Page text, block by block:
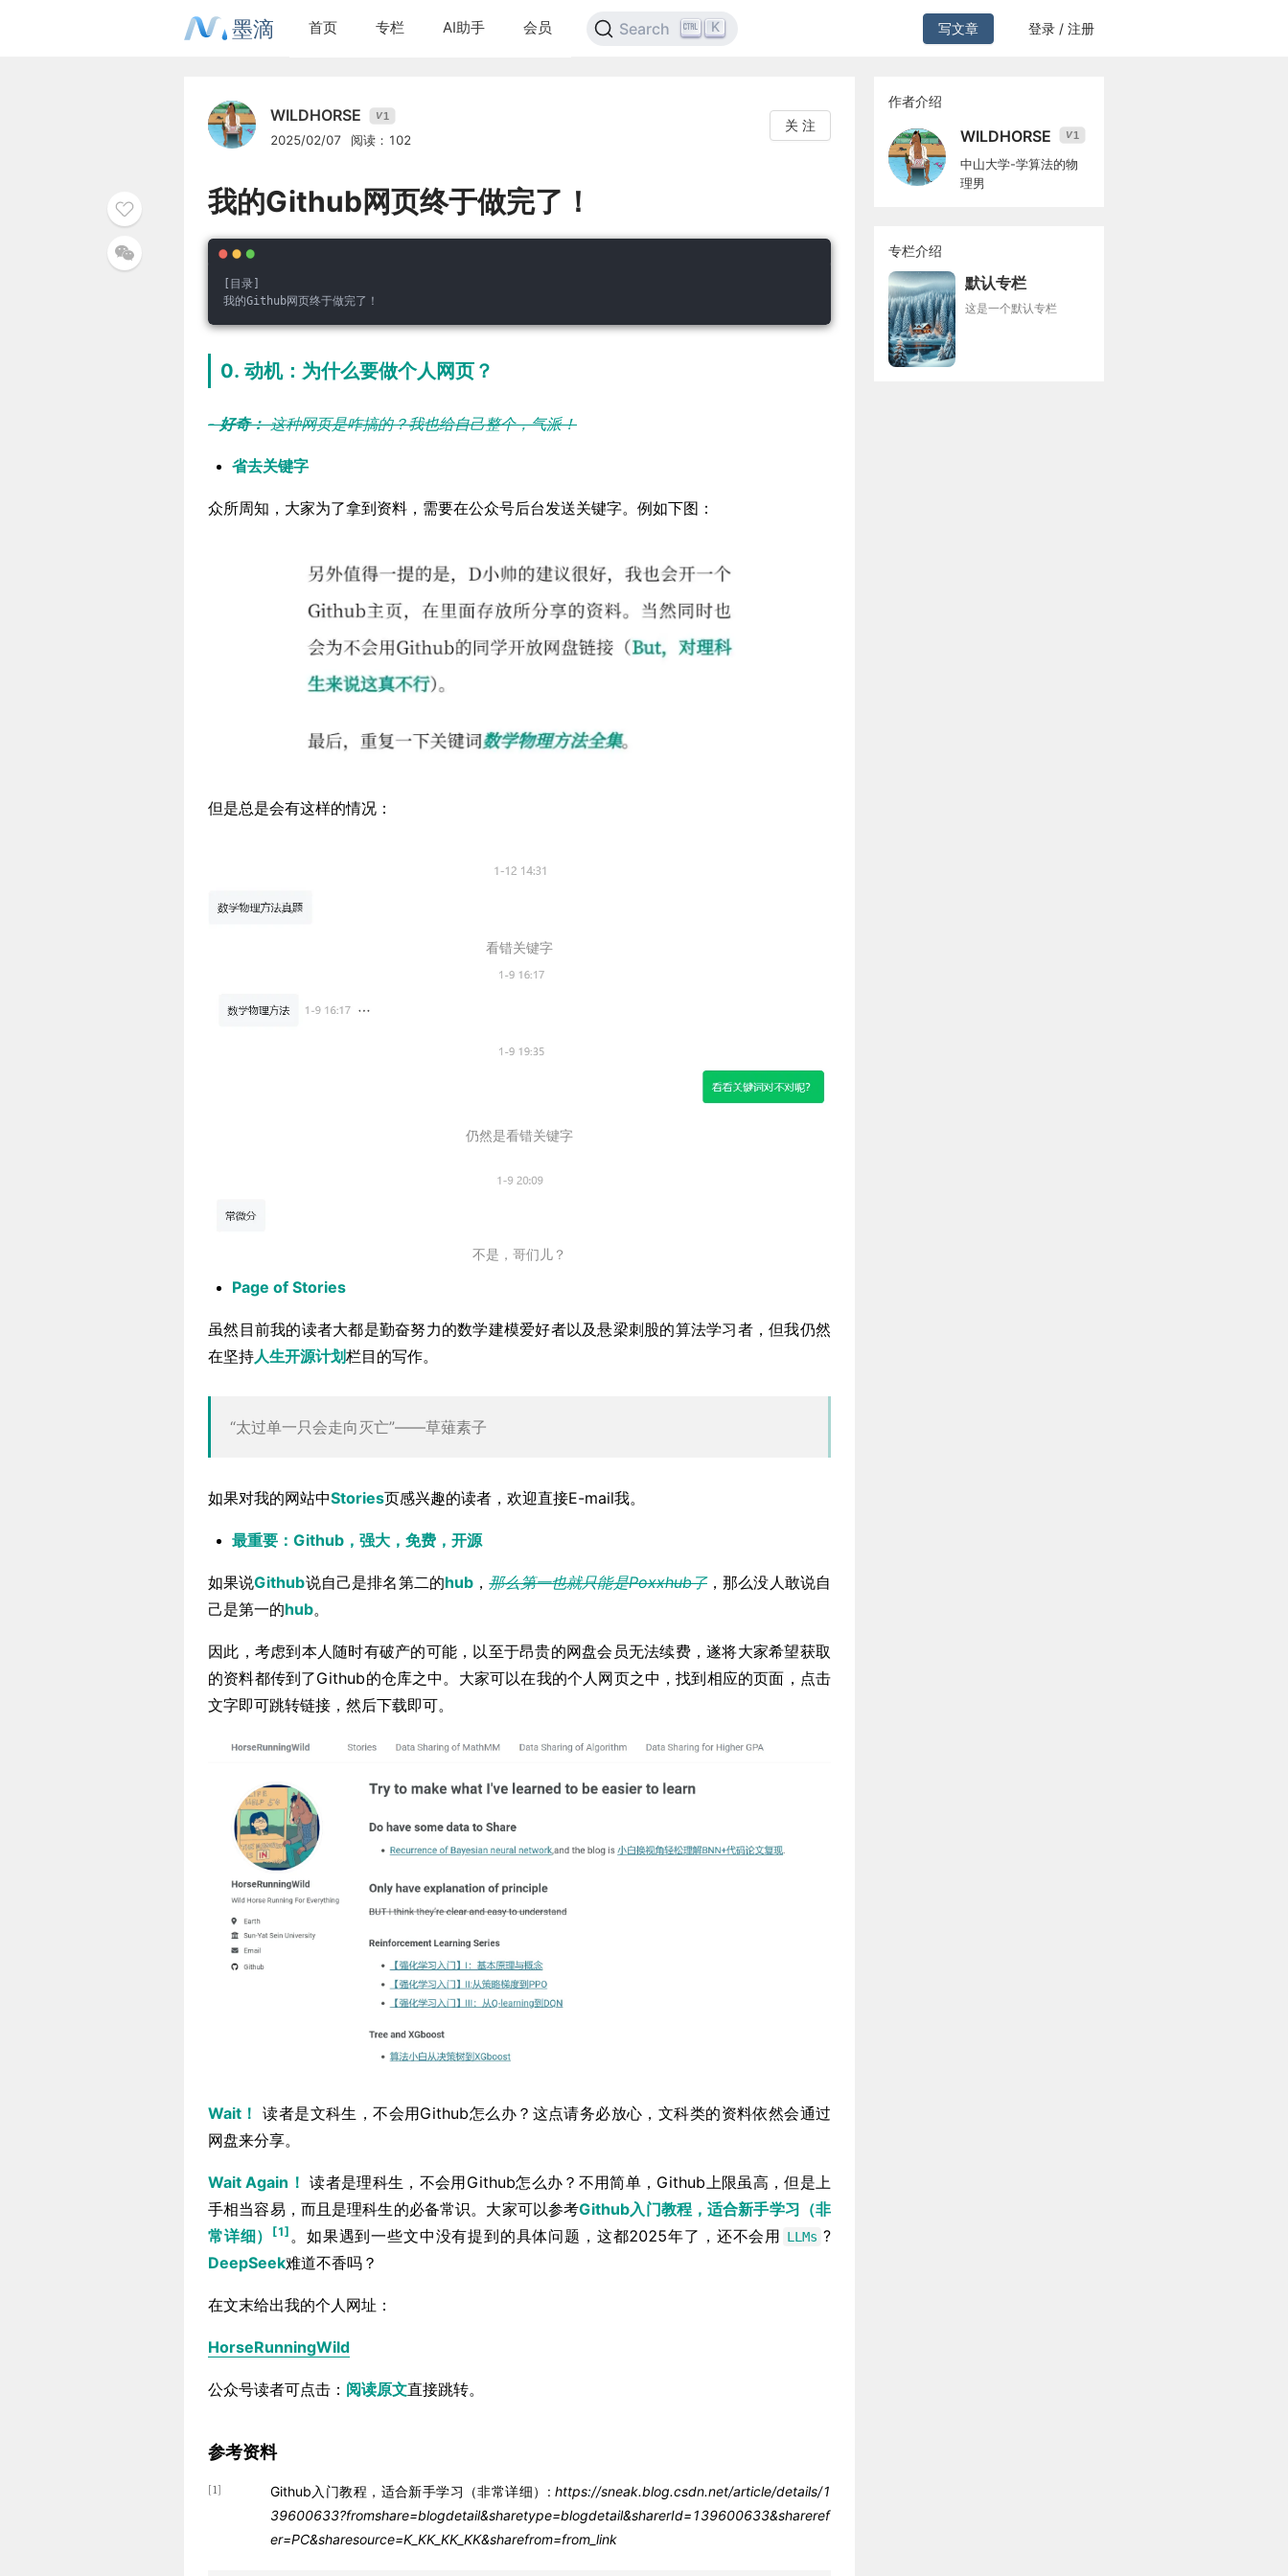
墨滴 首页 专栏 AI助手 会员 Search K 写文章 登录 / 注册
WILDHORSE V1
2025/02/07 阅读：102
关 注
我的Github网页终于做完了！
[目录]
我的Github网页终于做完了！
0. 动机：为什么要做个人网页？
-好奇：这种网页是咋搞的？我也给自己整个，气派！
省去关键字
众所周知，大家为了拿到资料，需要在公众号后台发送关键字。例如下图：
但是总是会有这样的情况：
看错关键字
仍然是看错关键字
不是，哥们儿？
Page of Stories
虽然目前我的读者大都是勤奋努力的数学建模爱好者以及悬梁刺股的算法学习者，但我仍然
在坚持人生开源计划栏目的写作。
“太过单一只会走向灭亡”——草薙素子
如果对我的网站中Stories页感兴趣的读者，欢迎直接E-mail我。
最重要：Github，强大，免费，开源
如果说Github说自己是排名第二的hub，那么第一也就只能是Poxxhub了，那么没人敢说自
己是第一的hub。
因此，考虑到本人随时有破产的可能，以至于昂贵的网盘会员无法续费，遂将大家希望获取
的资料都传到了Github的仓库之中。大家可以在我的个人网页之中，找到相应的页面，点击
文字即可跳转链接，然后下载即可。
Wait！ 读者是文科生，不会用Github怎么办？这点请务必放心，文科类的资料依然会通过
网盘来分享。
Wait Again！ 读者是理科生，不会用Github怎么办？不用简单，Github上限虽高，但是上
手相当容易，而且是理科生的必备常识。大家可以参考Github入门教程，适合新手学习（非
常详细）
[1] 。如果遇到一些文中没有提到的具体问题，这都2025年了，还不会用 LLMs ?
DeepSeek难道不香吗？
在文末给出我的个人网址：
HorseRunningWild
公众号读者可点击： 阅读原文直接跳转。
参考资料
[1] Github入门教程，适合新手学习（非常详细）: https://sneak.blog.csdn.net/article/details/1
39600633?fromshare=blogdetail&sharetype=blogdetail&sharerId=139600633&shareref
er=PC&sharesource=K_KK_KK_KK&sharefrom=from_link
作者介绍
WILDHORSE V1
中山大学-学算法的物
理男
专栏介绍
默认专栏
这是一个默认专栏